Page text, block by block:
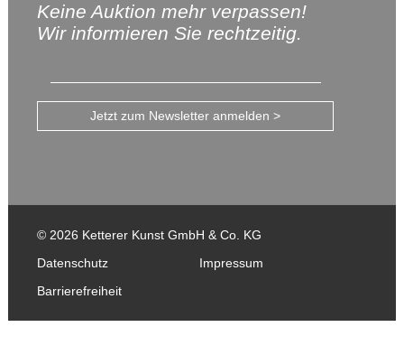
Keine Auktion mehr verpassen!
Wir informieren Sie rechtzeitig.
Jetzt zum Newsletter anmelden >
© 2026 Ketterer Kunst GmbH & Co. KG
Datenschutz
Impressum
Barrierefreiheit